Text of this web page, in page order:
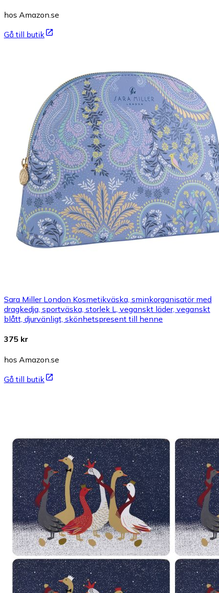
hos Amazon.se
Gå till butik
Sara Miller London Kosmetikväska, sminkorganisatör med
dragkedja, sportväska, storlek L, veganskt läder, veganskt
blått, djurvänligt, skönhetspresent till henne
375 kr
hos Amazon.se
Gå till butik